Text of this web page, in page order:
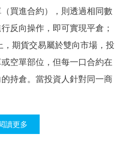
買進合約），則透過相同數
反向操作，即可實現平倉；
，期貨交易屬於雙向市場，投
空單部位，但每一口合約在
持倉。當投資人針對同一商
讀更多